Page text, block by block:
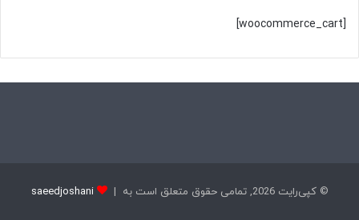
[woocommerce_cart]
© کپی‌رایت 2026, تمامی حقوق متعلق است به | saeedjoshani